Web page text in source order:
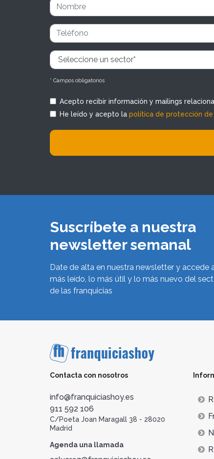
* Campos obligatorios
Acepto recibir información y mailings
He leído y acepto la política de protección
Suscríbete a nuestra
newsletter semanal
Date de alta en nuestra newsletter y accede
más leído, lo más útil y lo más nuevo del
de las franquicias
Contacta con nosotros
info@franquiciashoy.es
911 592 106
C/Poeta Joan Maragall 38 - 28020
Madrid
Agenda una llamada